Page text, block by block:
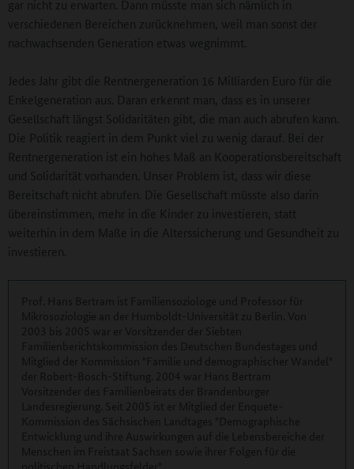
gar nicht zu erwarten. Dann müsste man sich nämlich in
verschiedenen Bereichen zurücknehmen, weil man sonst der
nachwachsenden Generation etwas wegnimmt.
Jedes Jahr gibt die Rentnergeneration 16 Milliarden Euro für die
Enkelgeneration aus. Daran erkennt man, dass es in unserer
Gesellschaft längst Solidaritäten gibt, die man auch abrufen kann.
Die Politik reagiert in dem Punkt viel zu wenig darauf. Bei der
Rentnergeneration ist ein hohes Maß an Kooperationsbereitschaft
und Solidarität vorhanden. Unser Problem ist, dass wir diese
Bereitschaft nicht abrufen. Die Gesellschaft müsste also darin
übereinstimmen, mehr in die Kinder zu investieren, statt
weiterhin in dem Maße in die Alterssicherung und Gesundheit zu
investieren.